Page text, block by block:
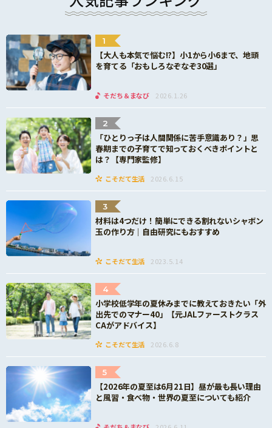
1
【大人も本気で悩む!?】小1から小6まで、地頭
を育てる「おもしろなぞなぞ30選」
そだち＆まなび 2026.1.26
2
「ひとりっ子は人間関係に苦手意識あり？」思
春期までの子育てで知っておくべきポイントと
は？【専門家監修】
こそだて生活 2026.6.15
3
材料は4つだけ！簡単にできる割れないシャボン
玉の作り方｜自由研究にもおすすめ
こそだて生活 2023.5.14
4
小学校低学年の夏休みまでに教えておきたい「外
出先でのマナー40」【元JALファーストクラス
CAがアドバイス】
こそだて生活 2026.6.8
5
【2026年の夏至は6月21日】昼が最も長い理由
と風習・食べ物・世界の夏至についても紹介